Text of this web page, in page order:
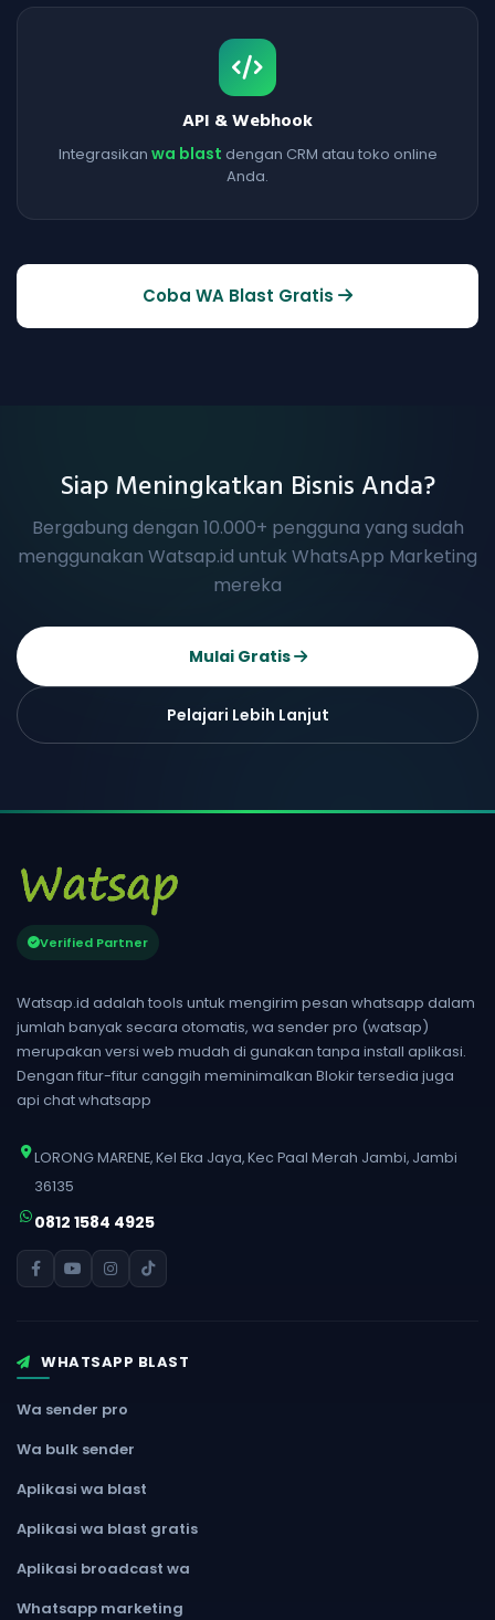
API & Webhook
Integrasikan wa blast dengan CRM atau toko online
Anda.
Coba WA Blast Gratis
Siap Meningkatkan Bisnis Anda?
Bergabung dengan 10.000+ pengguna yang sudah
menggunakan Watsap.id untuk WhatsApp Marketing
mereka
Mulai Gratis
Pelajari Lebih Lanjut
Verified Partner
Watsap.id adalah tools untuk mengirim pesan whatsapp dalam
jumlah banyak secara otomatis, wa sender pro (watsap)
merupakan versi web mudah di gunakan tanpa install aplikasi.
Dengan fitur-fitur canggih meminimalkan Blokir tersedia juga
api chat whatsapp
LORONG MARENE, Kel Eka Jaya, Kec Paal Merah Jambi, Jambi
36135
0812 1584 4925
WHATSAPP BLAST
Wa sender pro
Wa bulk sender
Aplikasi wa blast
Aplikasi wa blast gratis
Aplikasi broadcast wa
Whatsapp marketing